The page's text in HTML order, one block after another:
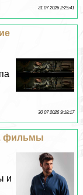
31 07 2026 2:25:41
30 07 2026 9:18:17
фильмы
и